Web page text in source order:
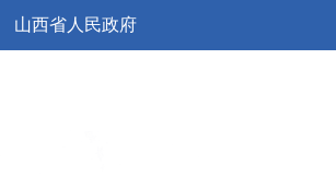
山西省人民政府